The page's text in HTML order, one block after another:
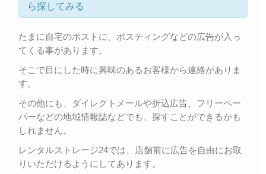
ら探してみる
たまに自宅のポストに、ポスティングなどの広告が入っ
てくる事があります。
そこで目にした時に興味のあるお客様から連絡がありま
す。
その他にも、ダイレクトメールや折込広告、フリーペー
パーなどの地域情報誌などでも、探すことができるかも
しれません。
レンタルストレージ24では、店舗前に広告を自由にお取
りいただけるようにしてあります。